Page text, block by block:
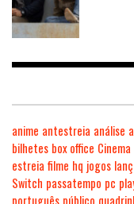
anime antestreia análise
bilhetes box office Cinema
estreia filme hq jogos
Switch passatempo pc